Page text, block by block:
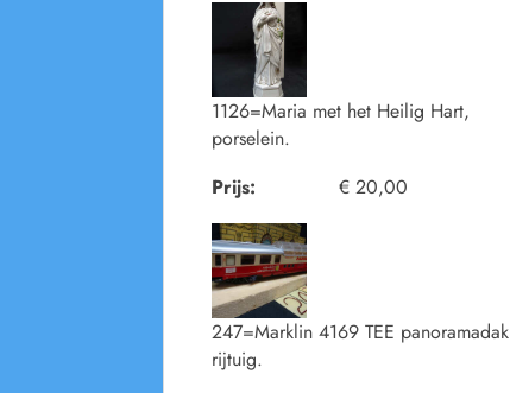
1126=Maria met het Heilig Hart,
porselein.
Prijs:
€ 20,00
247=Marklin 4169 TEE panoramadak
rijtuig.